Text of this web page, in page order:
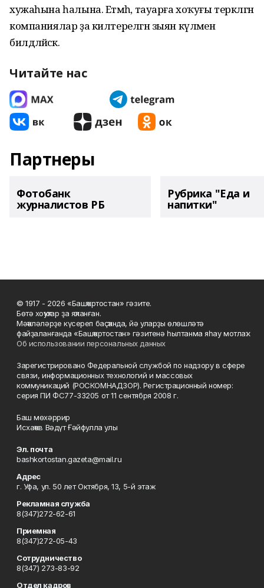
хужаһына һалына. Етмәһә, тауарға хоҡуғы теркәлгән
компаниялар ҙа килтерелгән зыян күләмен
билдәләйәсәк.
Читайте нас
Партнеры
Фотобанк
журналистов РБ
Рубрика "Еда и
напитки"
© 1917 - 2026 «Башҡортостан» гәзите.
Бөтә хоҡуҡтар ҙа яҡланған.
Мәҡәләләрҙе күсереп баҫҡанда, йә уларҙы өлөшләтә
файҙаланғанда «Башҡортостан» гәзитенә һылтанма яһау мотлаҡ.
Об использовании персональных данных
Зарегистрировано Федеральной службой по надзору в сфере
связи, информационных технологий и массовых
коммуникаций (РОСКОМНАДЗОР). Регистрационный номер:
серия ПИ ФС77-33205 от 11 сентября 2008 г.
Баш мөхәррир
Исхаҡов Вәдүт Ғәйфулла улы
Эл. почта
bashkortostan.gazeta@mail.ru
Адрес
г. Уфа, ул. 50 лет Октября, 13, 5-й этаж
Рекламная служба
8(347)272-62-61
Приемная
8(347)272-05-43
Сотрудничество
8(347) 273-83-92
Отдел кадров